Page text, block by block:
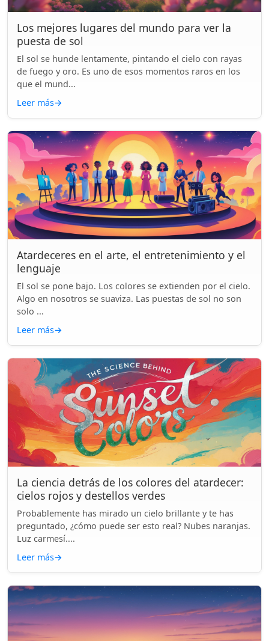
Los mejores lugares del mundo para ver la
puesta de sol
El sol se hunde lentamente, pintando el cielo con rayas
de fuego y oro. Es uno de esos momentos raros en los
que el mund...
Leer más→
Atardeceres en el arte, el entretenimiento y el
lenguaje
El sol se pone bajo. Los colores se extienden por el cielo.
Algo en nosotros se suaviza. Las puestas de sol no son
solo ...
Leer más→
La ciencia detrás de los colores del atardecer:
cielos rojos y destellos verdes
Probablemente has mirado un cielo brillante y te has
preguntado, ¿cómo puede ser esto real? Nubes naranjas.
Luz carmesí....
Leer más→